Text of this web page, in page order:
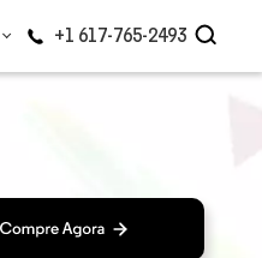
+1 617-765-2493